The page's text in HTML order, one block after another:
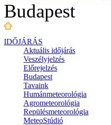
Budapest
IDŐJÁRÁS
Aktuális időjárás
Veszélyjelzés
Előrejelzés
Budapest
Tavaink
Humánmeteorológia
Agrometeorológia
Repülésmeteorológia
MeteoStúdió